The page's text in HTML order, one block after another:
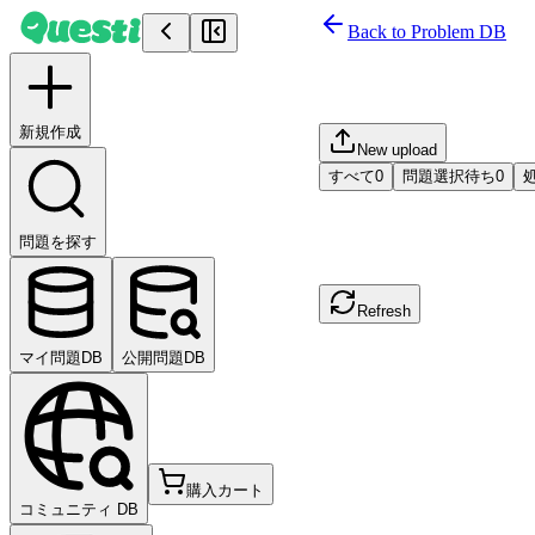
新規作成
問題を探す
マイ問題DB 公開問題DB
コミュニティ DB
購入カート
Back to Problem DB
New upload
すべて0 問題選択待ち0
Refresh